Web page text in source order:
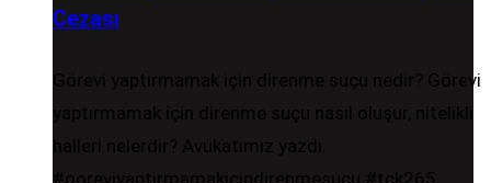
Cezası
Görevi yaptırmamak için direnme suçu nedir? Görevi